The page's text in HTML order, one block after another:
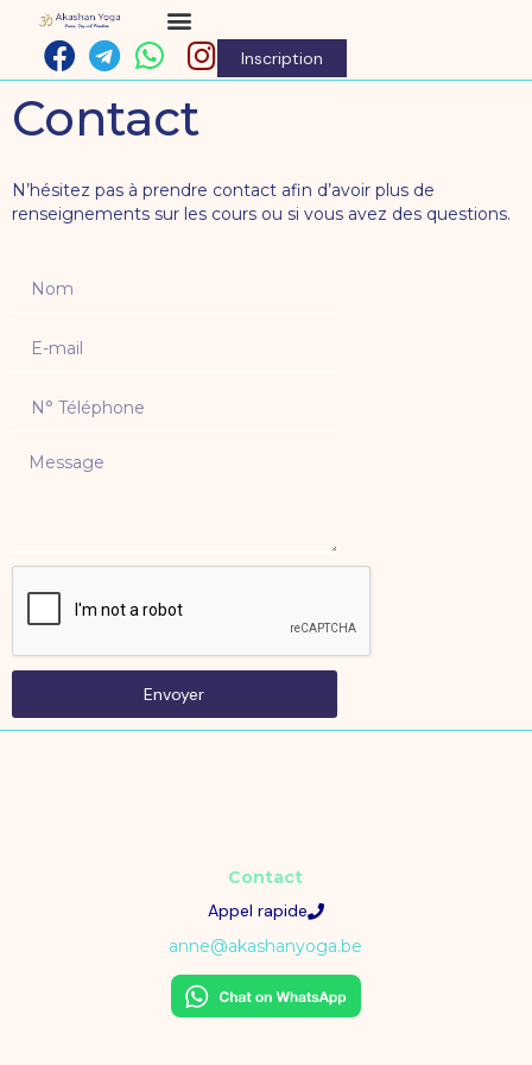
Inscription
Contact
N’hésitez pas à prendre contact afin d’avoir plus de
renseignements sur les cours ou si vous avez des questions.
Envoyer
Contact
Appel rapide
anne@akashanyoga.be